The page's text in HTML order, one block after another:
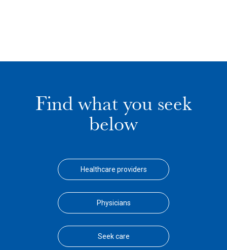
Find what you seek
below
Healthcare providers
Physicians
Seek care